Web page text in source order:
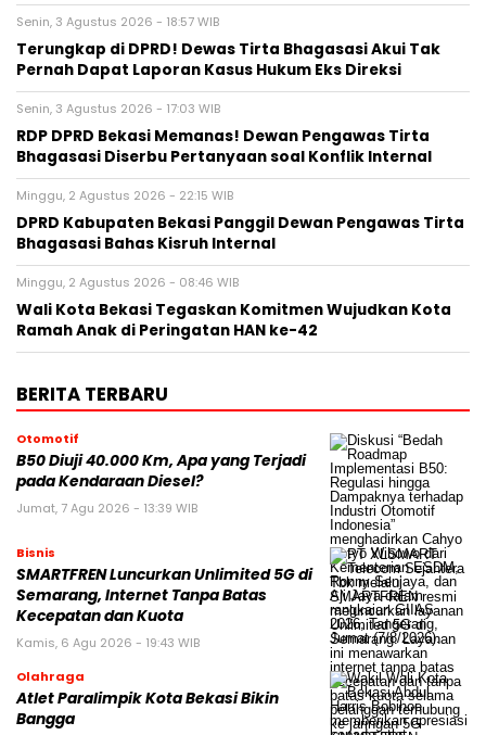
Senin, 3 Agustus 2026 - 18:57 WIB
Terungkap di DPRD! Dewas Tirta Bhagasasi Akui Tak
Pernah Dapat Laporan Kasus Hukum Eks Direksi
Senin, 3 Agustus 2026 - 17:03 WIB
RDP DPRD Bekasi Memanas! Dewan Pengawas Tirta
Bhagasasi Diserbu Pertanyaan soal Konflik Internal
Minggu, 2 Agustus 2026 - 22:15 WIB
DPRD Kabupaten Bekasi Panggil Dewan Pengawas Tirta
Bhagasasi Bahas Kisruh Internal
Minggu, 2 Agustus 2026 - 08:46 WIB
Wali Kota Bekasi Tegaskan Komitmen Wujudkan Kota
Ramah Anak di Peringatan HAN ke-42
BERITA TERBARU
Otomotif
B50 Diuji 40.000 Km, Apa yang Terjadi
pada Kendaraan Diesel?
Jumat, 7 Agu 2026 - 13:39 WIB
Bisnis
SMARTFREN Luncurkan Unlimited 5G di
Semarang, Internet Tanpa Batas
Kecepatan dan Kuota
Kamis, 6 Agu 2026 - 19:43 WIB
Olahraga
Atlet Paralimpik Kota Bekasi Bikin
Bangga